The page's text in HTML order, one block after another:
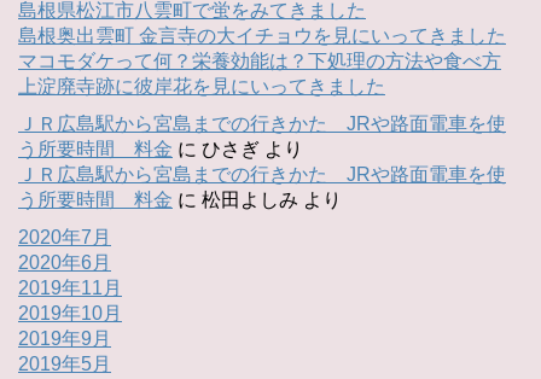
島根県松江市八雲町で蛍をみてきました
島根奥出雲町 金言寺の大イチョウを見にいってきました
マコモダケって何？栄養効能は？下処理の方法や食べ方
上淀廃寺跡に彼岸花を見にいってきました
ＪＲ広島駅から宮島までの行きかた JRや路面電車を使
う所要時間 料金 に ひさぎ より
ＪＲ広島駅から宮島までの行きかた JRや路面電車を使
う所要時間 料金 に 松田よしみ より
2020年7月
2020年6月
2019年11月
2019年10月
2019年9月
2019年5月